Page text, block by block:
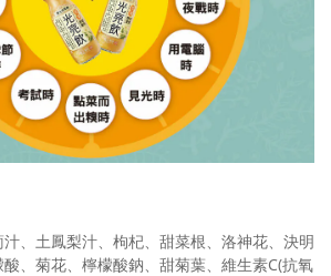
、土鳳梨汁、枸杞、甜菜根、洛神花、決明
、菊花、檸檬酸鈉、甜菊葉、維生素C(抗氧